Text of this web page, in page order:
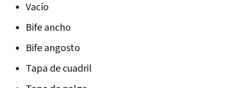
Vacío
Bife ancho
Bife angosto
Tapa de cuadril